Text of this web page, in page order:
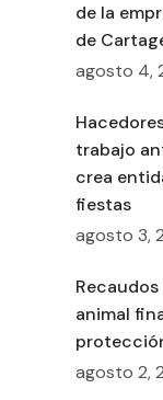
de la
de
agosto 4,
trabajo
crea
fiestas
agosto 3,
animal
agosto 2,